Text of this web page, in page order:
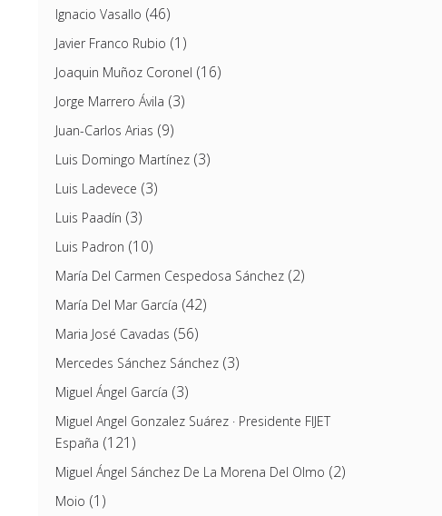
Ignacio Vasallo (46)
Javier Franco Rubio (1)
Joaquin Muñoz Coronel (16)
Jorge Marrero Ávila (3)
Juan-Carlos Arias (9)
Luis Domingo Martínez(3)
Luis Ladevece (3)
Luis Paadín (3)
Luis Padron (10)
María Del Carmen Cespedosa Sánchez(2)
María Del Mar García (42)
Maria José Cavadas (56)
Mercedes Sánchez Sánchez(3)
Miguel Ángel García (3)
Miguel Angel Gonzalez Suárez · Presidente FIJET
España (121)
Miguel Ángel Sánchez De La Morena Del Olmo (2)
Moio (1)